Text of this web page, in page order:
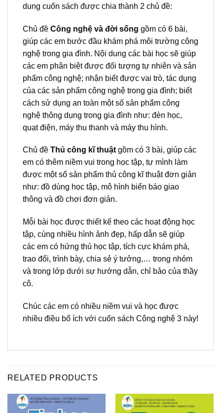
dung cuốn sách được chia thành 2 chủ đề:
Chủ đề Công nghệ và đời sống gồm có 6 bài,
giúp các em bước đầu khám phá môi trường công
nghệ trong gia đình. Nội dung các bài học sẽ giúp
các em phân biệt được đối tượng tự nhiên và sản
phẩm công nghệ; nhận biết được vai trò, tác dụng
của các sản phẩm công nghệ trong gia đình; biết
cách sử dụng an toàn một số sản phẩm công
nghệ thông dụng trong gia đình như: đèn học,
quạt điện, máy thu thanh và máy thu hình.
Chủ đề Thủ công kĩ thuật gồm có 3 bài, giúp các
em có thêm niềm vui trong học tập, tự mình làm
được một số sản phẩm thủ công kĩ thuật đơn giản
như: đồ dùng học tập, mô hình biển báo giao
thông và đồ chơi đơn giản.
Mỗi bài học được thiết kế theo các hoạt động học
tập, cùng nhiều hình ảnh đẹp, hấp dẫn sẽ giúp
các em có hứng thú học tập, tích cực khám phá,
trao đổi, trình bày, chia sẻ ý tưởng,… trong nhóm
và trong lớp dưới sự hướng dẫn, chỉ bảo của thầy
cô.
Chúc các em có nhiều niềm vui và học được
nhiều điều bổ ích với cuốn sách Công nghệ 3 này!
RELATED PRODUCTS